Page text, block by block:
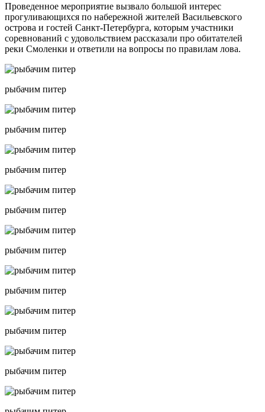
Проведенное мероприятие вызвало большой интерес
прогуливающихся по набережной жителей Васильевского
острова и гостей Санкт-Петербурга, которым участники
соревнований с удовольствием рассказали про обитателей
реки Смоленки и ответили на вопросы по правилам лова.
рыбачим питер
рыбачим питер
рыбачим питер
рыбачим питер
рыбачим питер
рыбачим питер
рыбачим питер
рыбачим питер